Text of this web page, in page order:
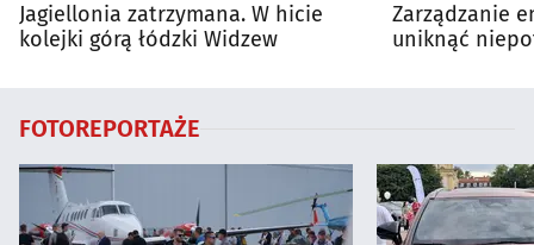
Jagiellonia zatrzymana. W hicie
kolejki górą łódzki Widzew
Zarządzanie
uniknąć
FOTOREPORTAŻE